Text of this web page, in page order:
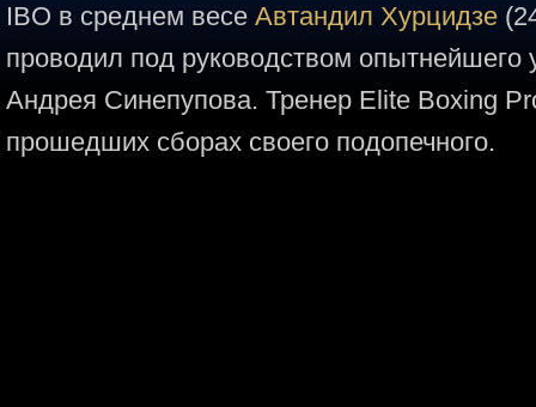
IBO в среднем весе Автандил Хурцидзе
проводил под руководством опытнейшего
Андрея Синепупова. Тренер Elite Boxing
прошедших сборах своего подопечного.